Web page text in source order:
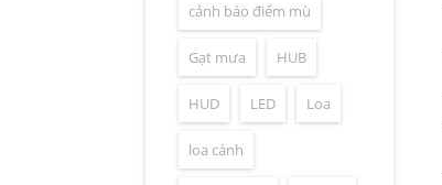
cảnh báo điểm mù
Gạt mưa HUB
HUD LED Loa
loa cánh